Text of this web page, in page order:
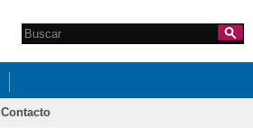
Formulario de
Search this site
Contacto